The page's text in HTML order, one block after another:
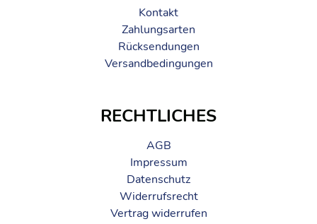
Kontakt
Zahlungsarten
Rücksendungen
Versandbedingungen
RECHTLICHES
AGB
Impressum
Datenschutz
Widerrufsrecht
Vertrag widerrufen